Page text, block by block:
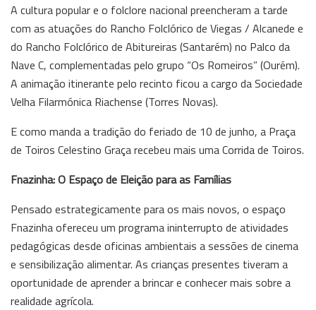
A cultura popular e o folclore nacional preencheram a tarde
com as atuações do Rancho Folclórico de Viegas / Alcanede e
do Rancho Folclórico de Abitureiras (Santarém) no Palco da
Nave C, complementadas pelo grupo “Os Romeiros” (Ourém).
A animação itinerante pelo recinto ficou a cargo da Sociedade
Velha Filarmónica Riachense (Torres Novas).
E como manda a tradição do feriado de 10 de junho, a Praça
de Toiros Celestino Graça recebeu mais uma Corrida de Toiros.
Fnazinha: O Espaço de Eleição para as Famílias
Pensado estrategicamente para os mais novos, o espaço
Fnazinha ofereceu um programa ininterrupto de atividades
pedagógicas desde oficinas ambientais a sessões de cinema
e sensibilização alimentar. As crianças presentes tiveram a
oportunidade de aprender a brincar e conhecer mais sobre a
realidade agrícola.